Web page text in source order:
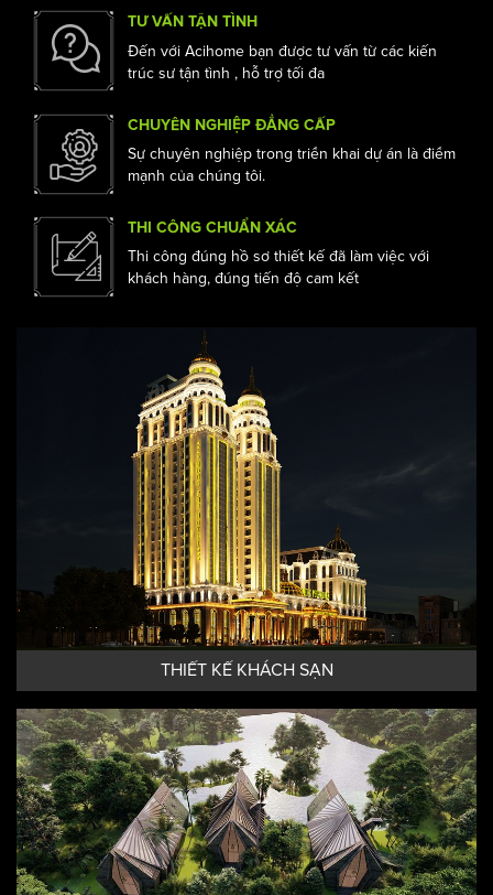
TƯ VẤN TẬN TÌNH
Đến với Acihome bạn được tư vấn từ các kiến
trúc sư tận tình , hỗ trợ tối đa
CHUYÊN NGHIỆP ĐẲNG CẤP
Sự chuyên nghiệp trong triển khai dự án là điểm
mạnh của chúng tôi.
THI CÔNG CHUẨN XÁC
Thi công đúng hồ sơ thiết kế đã làm việc với
khách hàng, đúng tiến độ cam kết
THIẾT KẾ KHÁCH SẠN